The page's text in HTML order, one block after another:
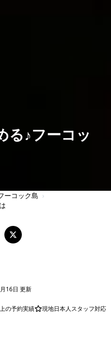
る♪フーコッ
ーコック島 ›
16日 更新
の予約実績 現地日本人スタッフ対応